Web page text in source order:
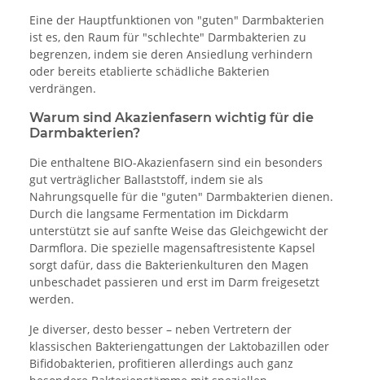
Eine der Hauptfunktionen von "guten" Darmbakterien
ist es, den Raum für "schlechte" Darmbakterien zu
begrenzen, indem sie deren Ansiedlung verhindern
oder bereits etablierte schädliche Bakterien
verdrängen.
Warum sind Akazienfasern wichtig für die
Darmbakterien?
Die enthaltene BIO-Akazienfasern sind ein besonders
gut verträglicher Ballaststoff, indem sie als
Nahrungsquelle für die "guten" Darmbakterien dienen.
Durch die langsame Fermentation im Dickdarm
unterstützt sie auf sanfte Weise das Gleichgewicht der
Darmflora. Die spezielle magensaftresistente Kapsel
sorgt dafür, dass die Bakterienkulturen den Magen
unbeschadet passieren und erst im Darm freigesetzt
werden.
Je diverser, desto besser – neben Vertretern der
klassischen Bakteriengattungen der Laktobazillen oder
Bifidobakterien, profitieren allerdings auch ganz